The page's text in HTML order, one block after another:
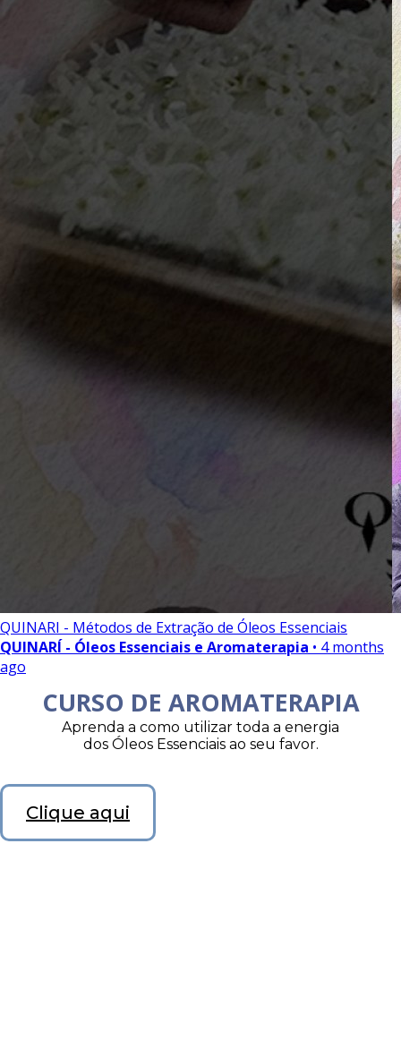
QUINARI - Métodos de Extração de Óleos Essenciais
QUINARÍ - Óleos Essenciais e Aromaterapia • 4 months
ago
CURSO DE AROMATERAPIA
Aprenda a como utilizar toda a energia
dos Óleos Essenciais ao seu favor.
Clique aqui